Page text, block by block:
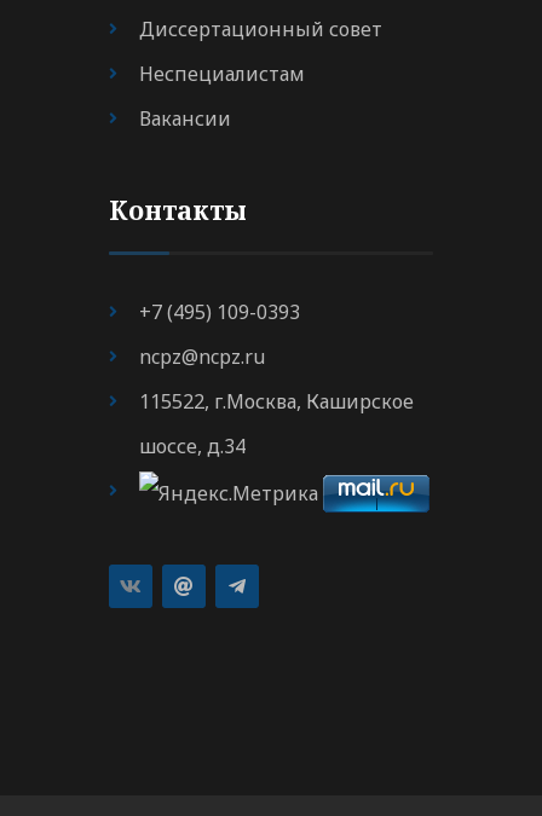
Диссертационный совет
Неспециалистам
Вакансии
Контакты
+7 (495) 109-0393
ncpz@ncpz.ru
115522, г.Москва, Каширское
шоссе, д.34